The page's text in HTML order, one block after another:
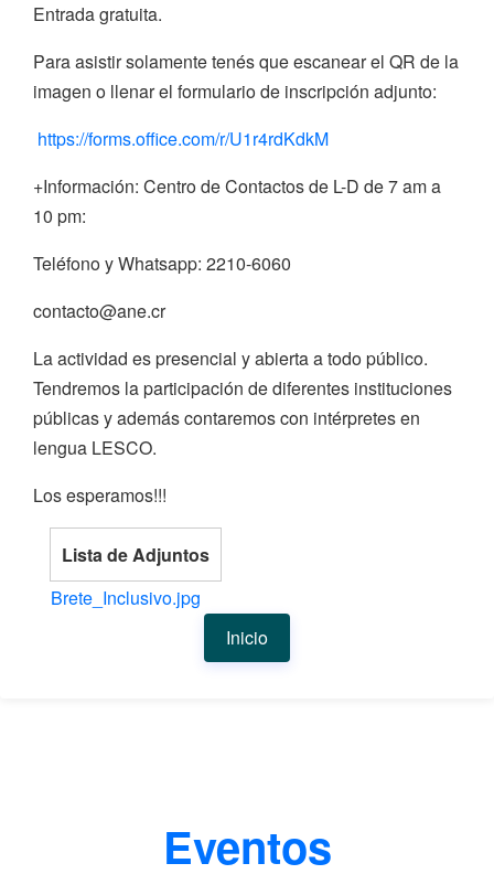
Entrada gratuita.
Para asistir solamente tenés que escanear el QR de la
imagen o llenar el formulario de inscripción adjunto:
https://forms.office.com/r/U1r4rdKdkM
+Información: Centro de Contactos de L-D de 7 am a
10 pm:
Teléfono y Whatsapp: 2210-6060
contacto@ane.cr
La actividad es presencial y abierta a todo público.
Tendremos la participación de diferentes instituciones
públicas y además contaremos con intérpretes en
lengua LESCO.
Los esperamos!!!
Lista de Adjuntos
Brete_Inclusivo.jpg
Inicio
Eventos